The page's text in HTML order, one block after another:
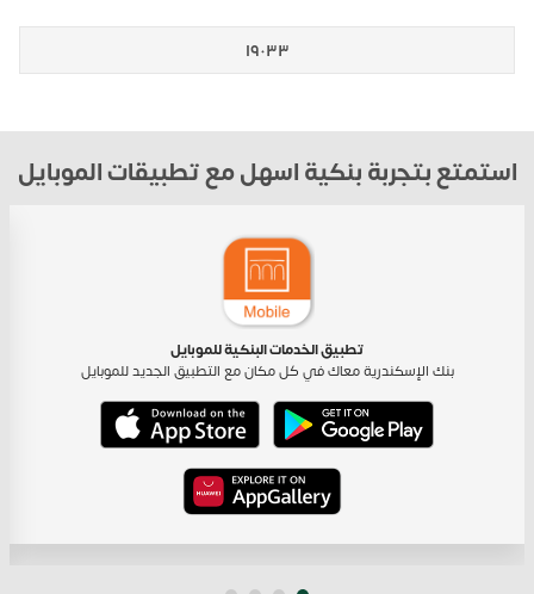
١٩٠٣٣
استمتع بتجربة بنكية اسهل مع تطبيقات الموبايل
تطبيق الخدمات البنكية للموبايل
بنك الإسكندرية معاك في كل مكان مع التطبيق الجديد للموبايل